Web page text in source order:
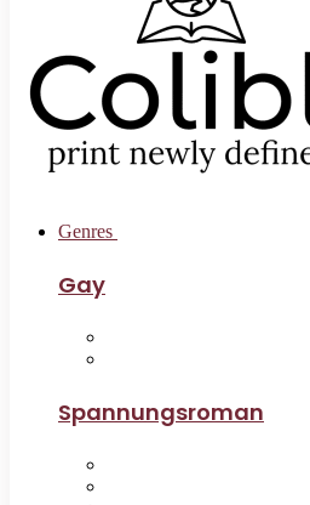
Genres
Gay
Spannungsroman